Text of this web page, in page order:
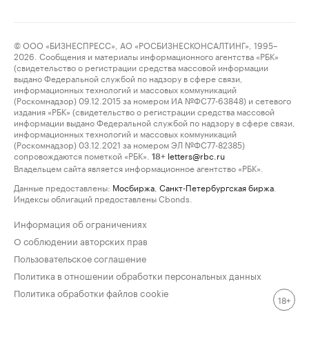
© ООО «БИЗНЕСПРЕСС», АО «РОСБИЗНЕСКОНСАЛТИНГ», 1995–
2026. Сообщения и материалы информационного агентства «РБК»
(свидетельство о регистрации средства массовой информации
выдано Федеральной службой по надзору в сфере связи,
информационных технологий и массовых коммуникаций
(Роскомнадзор) 09.12.2015 за номером ИА №ФС77-63848) и сетевого
издания «РБК» (свидетельство о регистрации средства массовой
информации выдано Федеральной службой по надзору в сфере связи,
информационных технологий и массовых коммуникаций
(Роскомнадзор) 03.12.2021 за номером ЭЛ №ФС77-82385)
сопровождаются пометкой «РБК».
18+ letters@rbc.ru
Владельцем сайта является информационное агентство «РБК».
Данные предоставлены: Мосбиржа Санкт-Петербургская биржа
Индексы облигаций предоставлены Cbonds.
Информация об ограничениях
О соблюдении авторских прав
Пользовательское соглашение
Политика в отношении обработки персональных данных
Политика обработки файлов cookie
18+